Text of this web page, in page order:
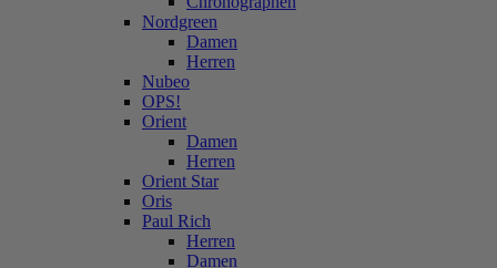
Nordgreen
Damen
Herren
Nubeo
OPS!
Orient
Damen
Herren
Orient Star
Oris
Paul Rich
Herren
Damen